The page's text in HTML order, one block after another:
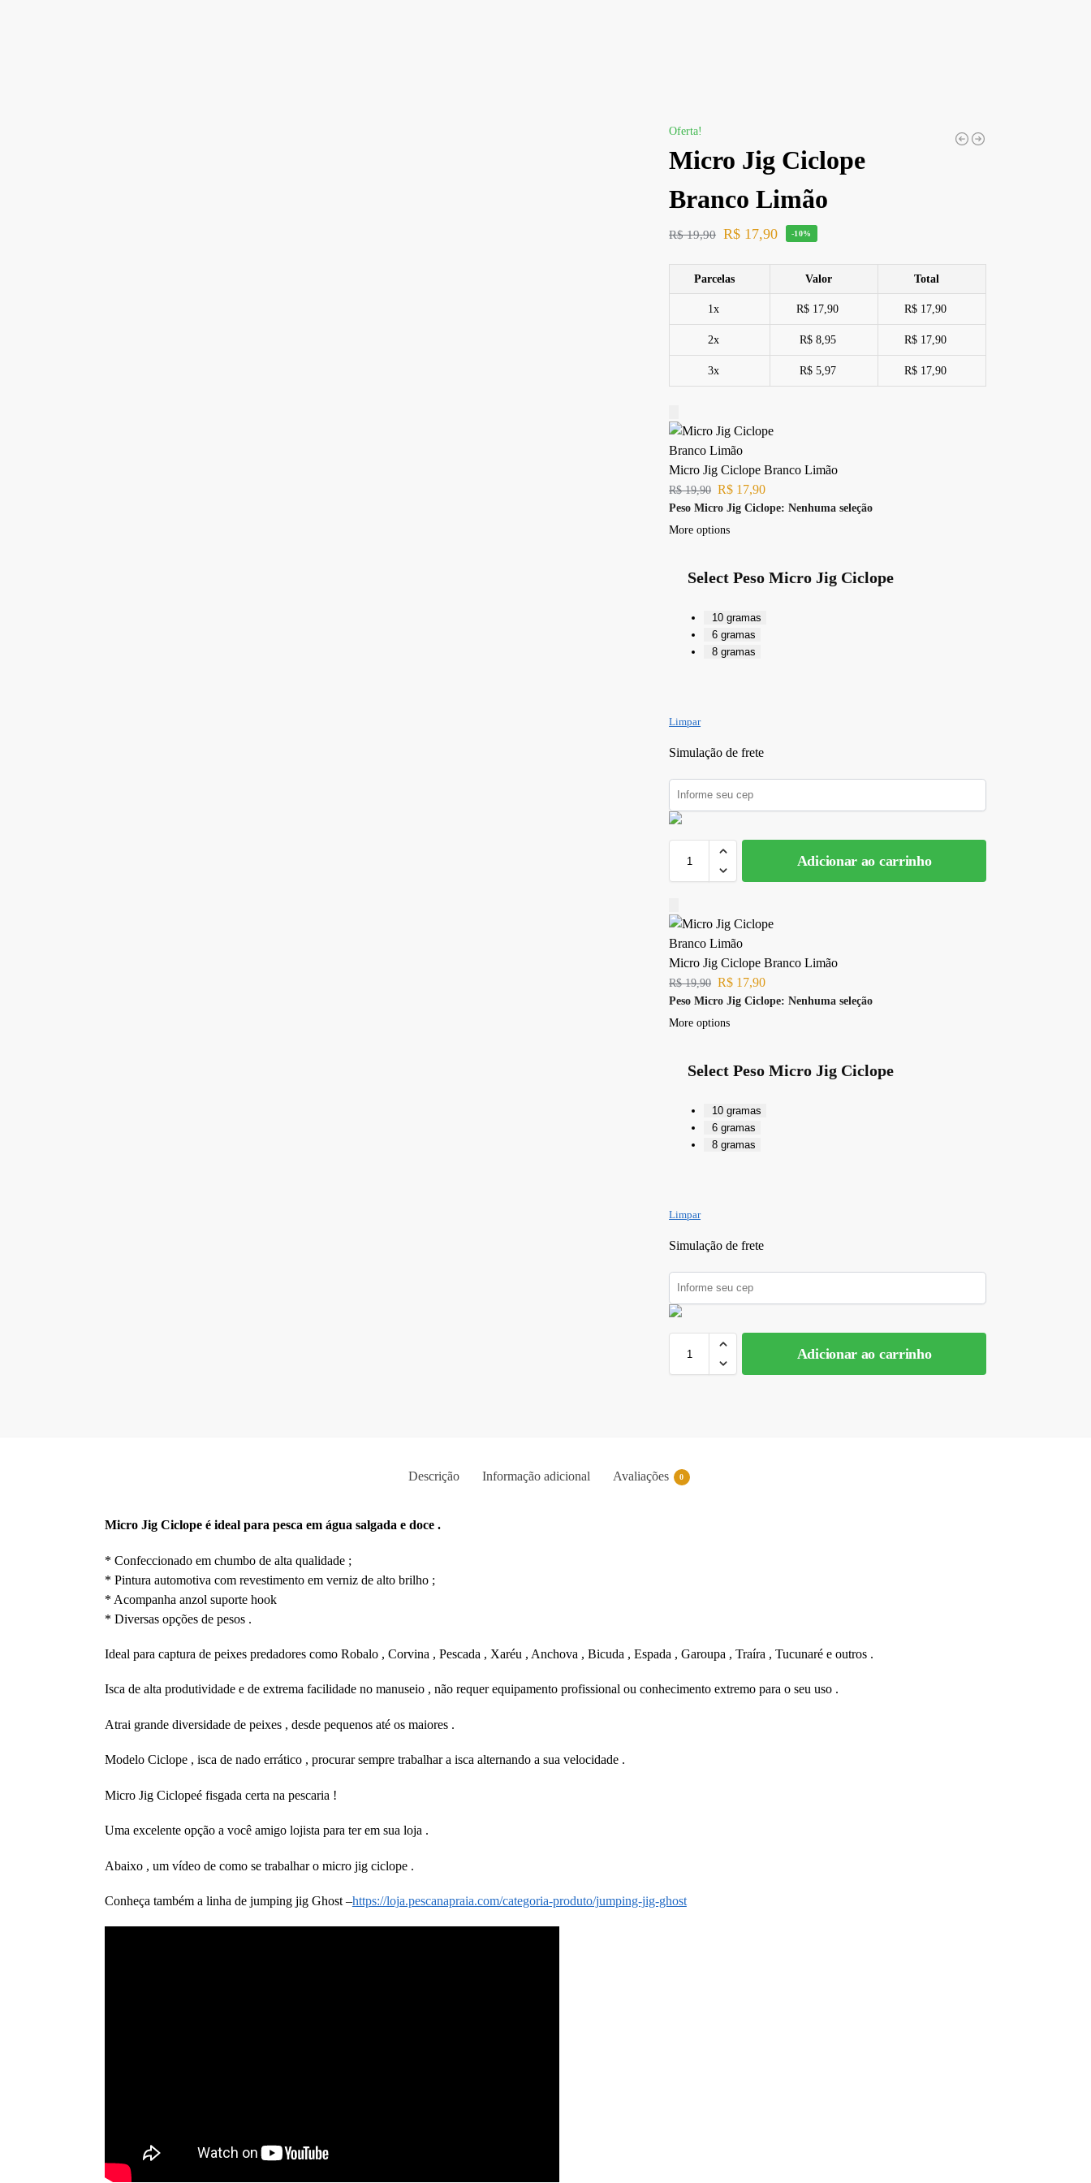
Oferta!
Micro Jig Ciclope
Branco Limão
R$19,90 R$ 17,90 -10%
Parcelas Valor Total
1x R$ 17,90 R$ 17,90
2x R$ 8,95 R$ 17,90
3x R$ 5,97 R$ 17,90
Micro Jig Ciclope Branco Limão
R$19,90 R$ 17,90
Peso Micro Jig Ciclope: Nenhuma seleção
More options
Select Peso Micro Jig Ciclope
10 gramas
6 gramas
8 gramas
Limpar
Simulação de frete
Adicionar ao carrinho
Micro Jig Ciclope Branco Limão
R$19,90 R$ 17,90
Peso Micro Jig Ciclope: Nenhuma seleção
More options
Select Peso Micro Jig Ciclope
10 gramas
6 gramas
8 gramas
Limpar
Simulação de frete
Adicionar ao carrinho
Descrição Informação adicional Avaliações 0
Micro Jig Ciclope é ideal para pesca em água salgada e doce .
* Confeccionado em chumbo de alta qualidade ;
* Pintura automotiva com revestimento em verniz de alto brilho ;
* Acompanha anzol suporte hook
* Diversas opções de pesos .
Ideal para captura de peixes predadores como Robalo , Corvina , Pescada , Xaréu , Anchova , Bicuda , Espada , Garoupa , Traíra , Tucunaré e outros .
Isca de alta produtividade e de extrema facilidade no manuseio , não requer equipamento profissional ou conhecimento extremo para o seu uso .
Atrai grande diversidade de peixes , desde pequenos até os maiores .
Modelo Ciclope , isca de nado errático , procurar sempre trabalhar a isca alternando a sua velocidade .
Micro Jig Ciclopeé fisgada certa na pescaria !
Uma excelente opção a você amigo lojista para ter em sua loja .
Abaixo , um vídeo de como se trabalhar o micro jig ciclope .
Conheça também a linha de jumping jig Ghost –https://loja.pescanapraia.com/categoria-produto/jumping-jig-ghost